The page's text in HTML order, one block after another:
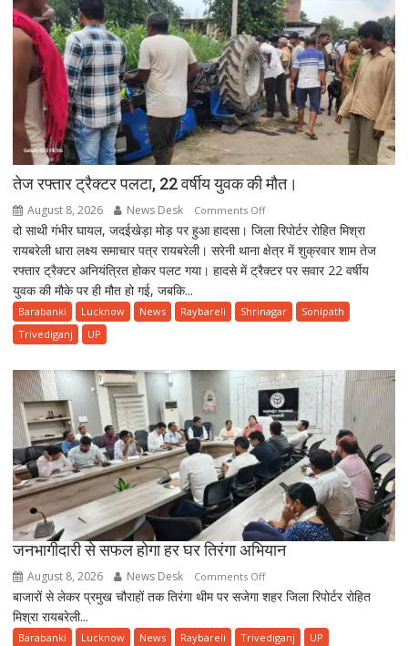
तेज रफ्तार ट्रैक्टर पलटा, 22 वर्षीय युवक की मौत।
August 8, 2026 News Desk Comments Offon
तेज
रफ्तार
ट्रैक्टर
22
की
मौत।
दो साथी गंभीर घायल, जदईखेड़ा मोड़ पर हुआ हादसा। जिला रिपोर्टर रोहित मिश्रा
रायबरेली धारा लक्ष्य समाचार पत्र रायबरेली। सरेनी थाना क्षेत्र में शुक्रवार शाम तेज
रफ्तार ट्रैक्टर अनियंत्रित होकर पलट गया। हादसे में ट्रैक्टर पर सवार 22 वर्षीय
युवक की मौके पर ही मौत हो गई, जबकि...
Barabanki Lucknow News Raybareli Shrinagar
Sonipath
Trivediganj
UP
जनभागीदारी से सफल होगा हर घर तिरंगा अभियान
August 8, 2026 News Desk Comments Offon
जनभागीदारी
सफल
बाजारों से लेकर प्रमुख चौराहों तक तिरंगा थीम पर सजेगा शहर जिला रिपोर्टर रोहित
मिश्रा रायबरेली...
Barabanki Lucknow News Raybareli Trivediganj UP